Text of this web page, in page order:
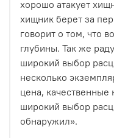
хорошо атакует
хищник берет за
говорит о том, что
глубины. Так же
широкий выбор
несколько
цена,
широкий выбор
обнаружил».